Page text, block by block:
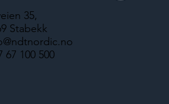
35,
Stabekk
67 100 500